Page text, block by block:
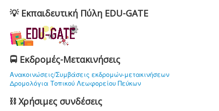
💡 Εκπαιδευτική Πύλη EDU-GATE
🚍 Εκδρομές-Μετακινήσεις
Ανακοινώσεις/Συμβάσεις εκδρομών-μετακινήσεων
Δρομολόγια Τοπικού Λεωφορείου Πεύκων
⛓ Χρήσιμες συνδέσεις